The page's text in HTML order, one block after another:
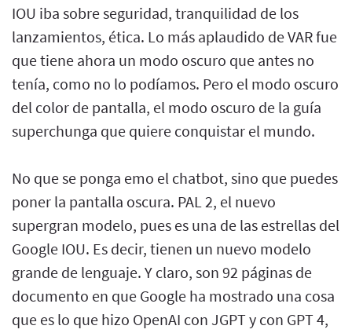
IOU iba sobre seguridad, tranquilidad de los
lanzamientos, ética. Lo más aplaudido de VAR fue
que tiene ahora un modo oscuro que antes no
tenía, como no lo podíamos. Pero el modo oscuro
del color de pantalla, el modo oscuro de la guía
superchunga que quiere conquistar el mundo.
No que se ponga emo el chatbot, sino que puedes
poner la pantalla oscura. PAL 2, el nuevo
supergran modelo, pues es una de las estrellas del
Google IOU. Es decir, tienen un nuevo modelo
grande de lenguaje. Y claro, son 92 páginas de
documento en que Google ha mostrado una cosa
que es lo que hizo OpenAI con JGPT y con GPT 4,